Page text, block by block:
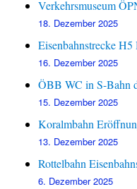
Verkehrsmuseum
18. Dezember 2025
Eisenbahnstrecke H5
16. Dezember 2025
ÖBB WC in S-Bahn
15. Dezember 2025
Koralmbahn
13. Dezember 2025
Rottelbahn
6. Dezember 2025